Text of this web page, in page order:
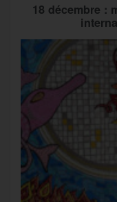
18 décembre :